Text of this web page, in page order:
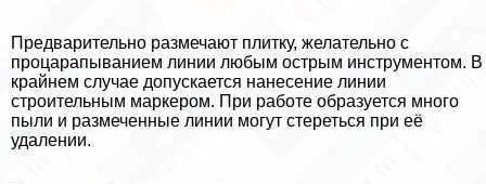
Предварительно размечают плитку, желательно с
процарапыванием линии любым острым инструментом. В
крайнем случае допускается нанесение линии
строительным маркером. При работе образуется много
пыли и размеченные линии могут стереться при её
удалении.